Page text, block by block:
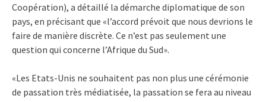
Coopération), a détaillé la démarche diplomatique de son
pays, en précisant que «l’accord prévoit que nous devrions le
faire de manière discrète. Ce n’est pas seulement une
question qui concerne l’Afrique du Sud».
«Les Etats-Unis ne souhaitent pas non plus une cérémonie
de passation très médiatisée, la passation se fera au niveau